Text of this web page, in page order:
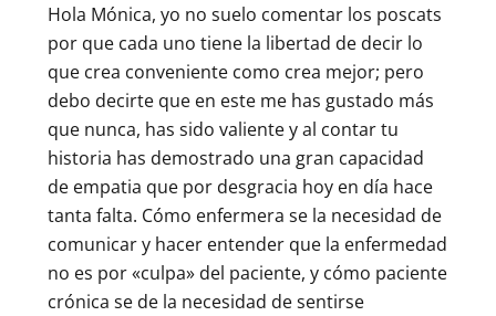
Hola Mónica, yo no suelo comentar los poscats
por que cada uno tiene la libertad de decir lo
que crea conveniente como crea mejor; pero
debo decirte que en este me has gustado más
que nunca, has sido valiente y al contar tu
historia has demostrado una gran capacidad
de empatia que por desgracia hoy en día hace
tanta falta. Cómo enfermera se la necesidad de
comunicar y hacer entender que la enfermedad
no es por «culpa» del paciente, y cómo paciente
crónica se de la necesidad de sentirse